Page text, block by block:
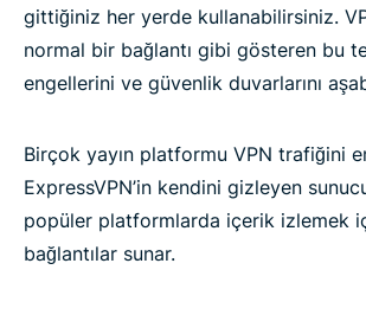
gittiğiniz her yerde kullanabilirsiniz.
normal bir bağlantı gibi gösteren bu
engellerini ve güvenlik duvarlarını
Birçok yayın platformu VPN trafiğini
ExpressVPN’in kendini gizleyen
popüler platformlarda içerik izlemek
bağlantılar sunar.